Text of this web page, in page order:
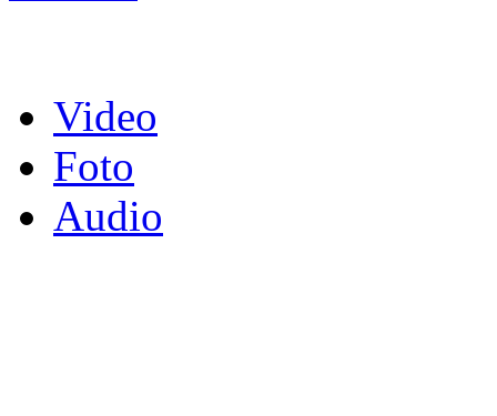
Video
Foto
Audio